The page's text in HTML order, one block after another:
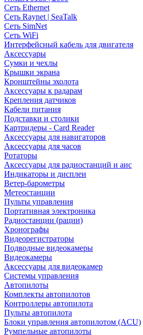
Сеть Ethernet
Сеть Raynet | SeaTalk
Сеть SimNet
Сеть WiFi
Интерфейсный кабель для двигателя
Аксессуары
Сумки и чехлы
Крышки экрана
Кронштейны эхолота
Аксессуары к радарам
Крепления датчиков
Кабели питания
Подставки и столики
Картридеры - Card Reader
Аксессуары для навигаторов
Аксессуары для часов
Ротаторы
Аксессуары для радиостанций и аис
Индикаторы и дисплеи
Ветер-барометры
Метеостанции
Пульты управления
Портативная электроника
Радиостанции (рации)
Хронографы
Видеорегистраторы
Подводные видеокамеры
Видеокамеры
Аксессуары для видеокамер
Системы управления
Автопилоты
Комплекты автопилотов
Контроллеры автопилота
Пульты автопилота
Блоки управления автопилотом (ACU)
Румпельные автопилоты